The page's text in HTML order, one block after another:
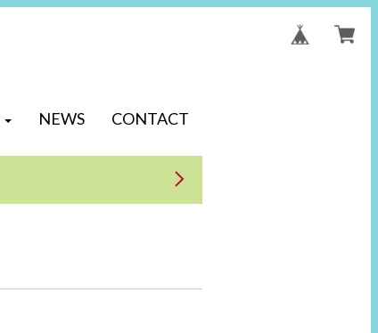
NEWS CONTACT